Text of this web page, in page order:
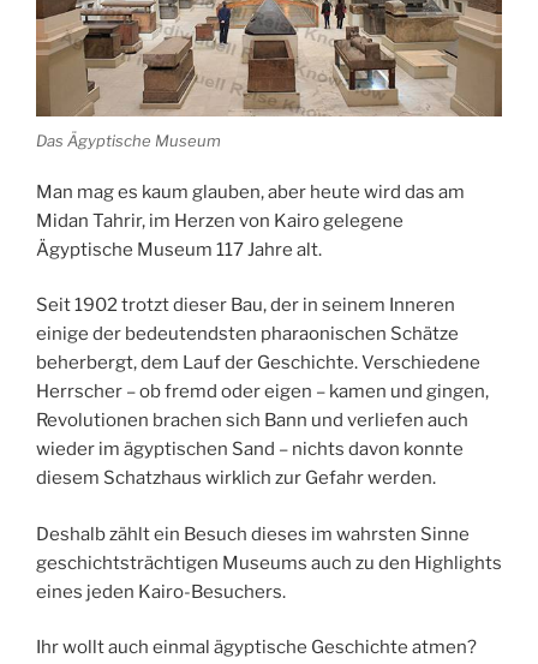
Das Ägyptische Museum
Man mag es kaum glauben, aber heute wird das am
Midan Tahrir, im Herzen von Kairogelegene
Ägyptische Museum 117 Jahre alt.
Seit 1902 trotzt dieser Bau, der in seinem Inneren
einige der bedeutendsten pharaonischen Schätze
beherbergt, dem Lauf der Geschichte. Verschiedene
Herrscher – ob fremd oder eigen – kamen und gingen,
Revolutionen brachen sich Bann und verliefen auch
wieder im ägyptischen Sand – nichts davon konnte
diesem Schatzhaus wirklich zur Gefahr werden.
Deshalbzählt ein Besuch dieses im wahrsten Sinne
geschichtsträchtigen Museums auch zu den Highlights
eines jeden Kairo-Besuchers.
Ihr wollt auch einmal ägyptische Geschichte atmen?